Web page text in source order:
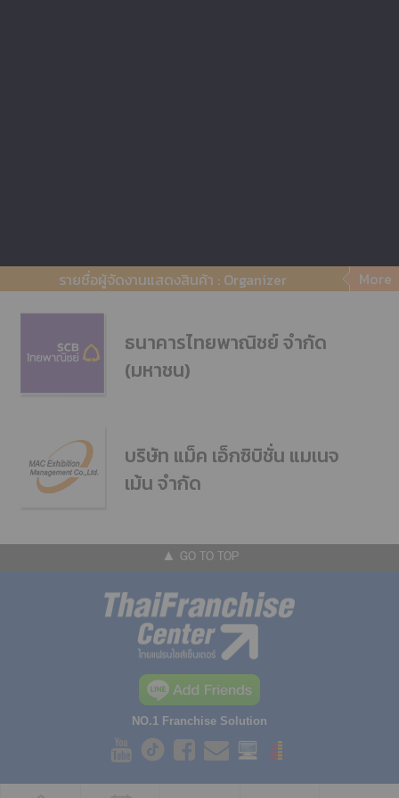
รายชื่อผู้จัดงานแสดงสินค้า : Organizer More
ธนาคารไทยพาณิชย์ จำกัด
(มหาชน)
บริษัท แม็ค เอ็กซิบิชั่น แมเนจ
เม้น จำกัด
▲ GO TO TOP
NO.1 Franchise Solution